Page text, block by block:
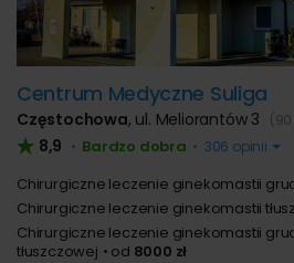
Centrum Medyczne Suliga
Częstochowa, ul. Meliorantów 3
8,9 • Bardzo dobra • 306 opinii
Chirurgiczne leczenie ginekomastii
Chirurgiczne leczenie ginekomastii
Chirurgiczne leczenie ginekomastii
tłuszczowej
od 8000 zł